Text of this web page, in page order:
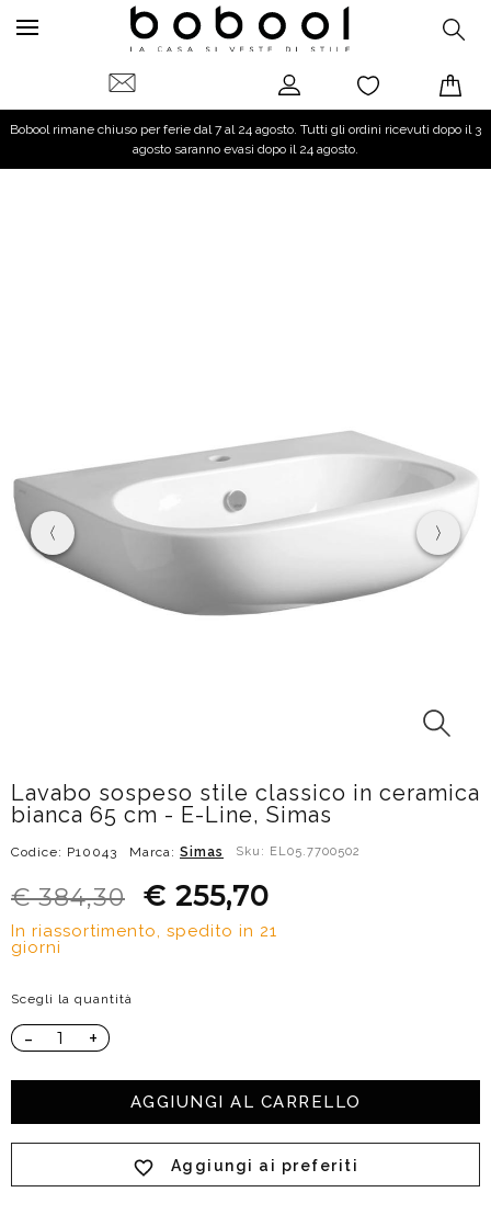
Bobool rimane chiuso per ferie dal 7 al 24 agosto. Tutti gli ordini ricevuti dopo il 3
agosto saranno evasi dopo il 24 agosto.
Lavabo sospeso stile classico in ceramica
bianca 65 cm - E-Line, Simas
Codice: P10043 Marca: Simas Sku: EL05.7700502
€ 384,30 € 255,70
In riassortimento, spedito in 21
giorni
Scegli la quantità
- +
AGGIUNGI AL CARRELLO
Aggiungi ai preferiti